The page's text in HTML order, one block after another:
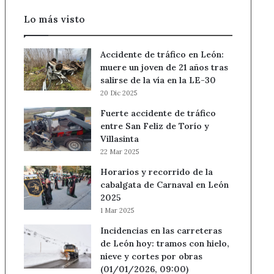
Lo más visto
Accidente de tráfico en León:
muere un joven de 21 años tras
salirse de la vía en la LE-30
20 Dic 2025
Fuerte accidente de tráfico
entre San Feliz de Torío y
Villasinta
22 Mar 2025
Horarios y recorrido de la
cabalgata de Carnaval en León
2025
1 Mar 2025
Incidencias en las carreteras
de León hoy: tramos con hielo,
nieve y cortes por obras
(01/01/2026, 09:00)